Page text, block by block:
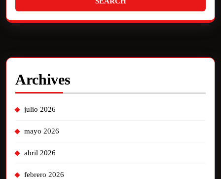
Archives
julio 2026
mayo 2026
abril 2026
febrero 2026